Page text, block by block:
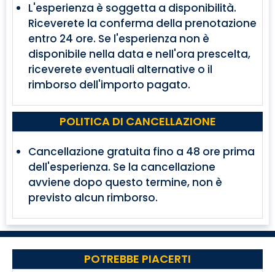
L'esperienza è soggetta a disponibilità.
Riceverete la conferma della prenotazione
entro 24 ore. Se l'esperienza non è
disponibile nella data e nell'ora prescelta,
riceverete eventuali alternative o il
rimborso dell'importo pagato.
POLITICA DI CANCELLAZIONE
Cancellazione gratuita fino a 48 ore prima
dell'esperienza. Se la cancellazione
avviene dopo questo termine, non è
previsto alcun rimborso.
POTREBBE PIACERTI